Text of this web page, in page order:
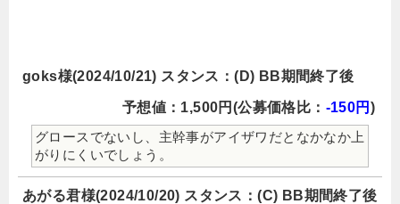
goks様(2024/10/21) スタンス：(D) BB期間終了後
予想値：1,500円(公募価格比： -150円 )
グロースでないし、主幹事がアイザワだとなかなか上
がりにくいでしょう。
あがる君様(2024/10/20) スタンス：(C) BB期間終了後